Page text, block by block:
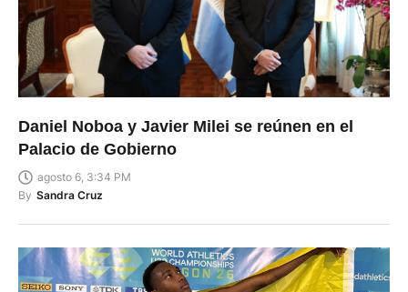
Daniel Noboa y Javier Milei se reúnen en el
Palacio de Gobierno
agosto 6, 3:34 PM
By Sandra Cruz